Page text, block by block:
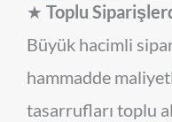
★ Toplu
Büyük hacimli
hammadde
tasarrufları toplu